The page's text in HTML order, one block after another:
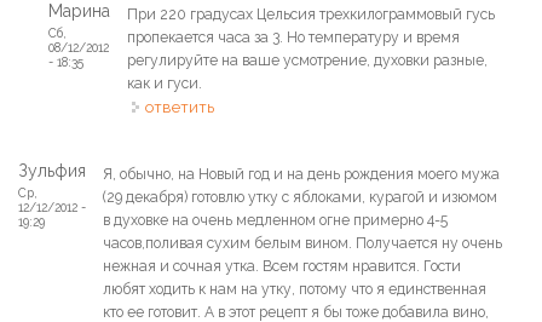
Марина
Сб,
08/12/2012
- 18:35
При 220 градусах Цельсия трехкилограммовый гусь
пропекается часа за 3. Но температуру и время
регулируйте на ваше усмотрение, духовки разные,
как и гуси.
ответить
Зульфия
Ср,
12/12/2012 -
19:29
Я, обычно, на Новый год и на день рождения моего мужа
(29 декабря) готовлю утку с яблоками, курагой и изюмом
в духовке на очень медленном огне примерно 4-5
часов,поливая сухим белым вином. Получается ну очень
нежная и сочная утка. Всем гостям нравится. Гости
любят ходить к нам на утку, потому что я единственная
кто ее готовит. А в этот рецепт я бы тоже добавила вино,